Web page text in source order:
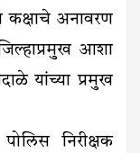
कक्षाचे अनावरण
आशा
यांच्या प्रमुख
निरीक्षक